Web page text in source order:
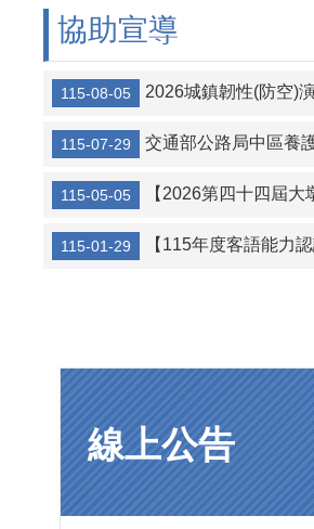
協助宣導
115-08-05 2026城鎮韌性(防空)演習-行動
115-07-29 交通部公路局中區養護工程分局「115年度交通部公路局中區養護工程分局競
115-05-05 【2026第四十四屆大
115-01-29 【115年度客語能力認證基礎級暨初級
線上公告